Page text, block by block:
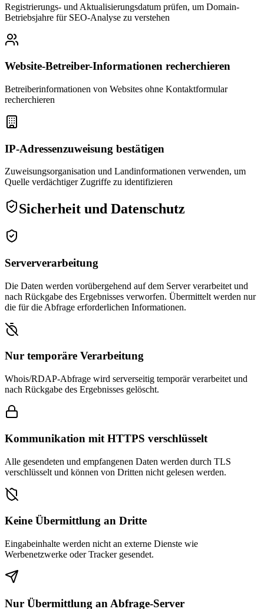
Registrierungs- und Aktualisierungsdatum prüfen, um Domain-
Betriebsjahre für SEO-Analyse zu verstehen
Website-Betreiber-Informationen recherchieren
Betreiberinformationen von Websites ohne Kontaktformular
recherchieren
IP-Adressenzuweisung bestätigen
Zuweisungsorganisation und Landinformationen verwenden, um
Quelle verdächtiger Zugriffe zu identifizieren
Sicherheit und Datenschutz
Serververarbeitung
Die Daten werden vorübergehend auf dem Server verarbeitet und
nach Rückgabe des Ergebnisses verworfen. Übermittelt werden nur
die für die Abfrage erforderlichen Informationen.
Nur temporäre Verarbeitung
Whois/RDAP-Abfrage wird serverseitig temporär verarbeitet und
nach Rückgabe des Ergebnisses gelöscht.
Kommunikation mit HTTPS verschlüsselt
Alle gesendeten und empfangenen Daten werden durch TLS
verschlüsselt und können von Dritten nicht gelesen werden.
Keine Übermittlung an Dritte
Eingabeinhalte werden nicht an externe Dienste wie
Werbenetzwerke oder Tracker gesendet.
Nur Übermittlung an Abfrage-Server